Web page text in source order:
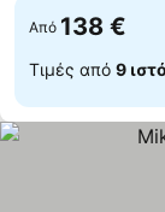
Από 138 €
Τιμές από 9